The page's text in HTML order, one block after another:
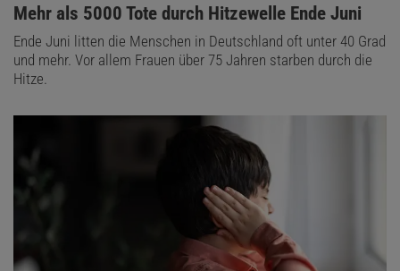
:
Mehr als 5000 Tote durch Hitzewelle Ende Juni
Ende Juni litten die Menschen in Deutschland oft unter 40 Grad
und mehr. Vor allem Frauen über 75 Jahren starben durch die
Hitze.